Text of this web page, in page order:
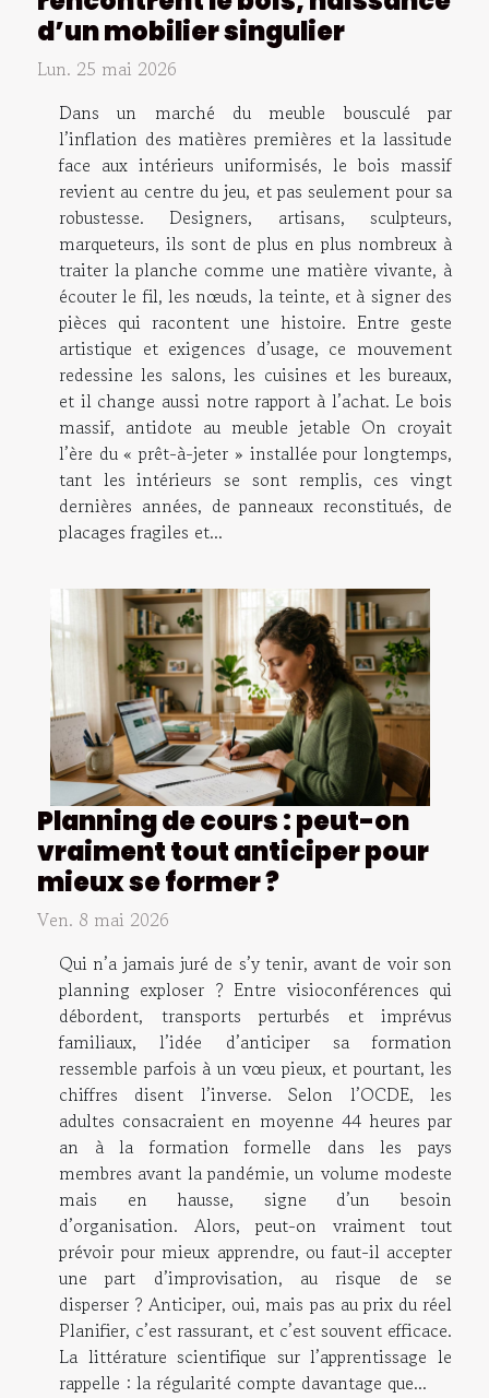
d’un mobilier singulier
Lun. 25 mai 2026
Dans un marché du meuble bousculé par
l’inflation des matières premières et la lassitude
face aux intérieurs uniformisés, le bois massif
revient au centre du jeu, et pas seulement pour sa
robustesse. Designers, artisans, sculpteurs,
marqueteurs, ils sont de plus en plus nombreux à
traiter la planche comme une matière vivante, à
écouter le fil, les nœuds, la teinte, et à signer des
pièces qui racontent une histoire. Entre geste
artistique et exigences d’usage, ce mouvement
redessine les salons, les cuisines et les bureaux,
et il change aussi notre rapport à l’achat. Le bois
massif, antidote au meuble jetable On croyait
l’ère du « prêt-à-jeter » installée pour longtemps,
tant les intérieurs se sont remplis, ces vingt
dernières années, de panneaux reconstitués, de
placages fragiles et...
Planning de cours : peut-on
vraiment tout anticiper pour
mieux se former ?
Ven. 8 mai 2026
Qui n’a jamais juré de s’y tenir, avant de voir son
planning exploser ? Entre visioconférences qui
débordent, transports perturbés et imprévus
familiaux, l’idée d’anticiper sa formation
ressemble parfois à un vœu pieux, et pourtant, les
chiffres disent l’inverse. Selon l’OCDE, les
adultes consacraient en moyenne 44 heures par
an à la formation formelle dans les pays
membres avant la pandémie, un volume modeste
mais en hausse, signe d’un besoin
d’organisation. Alors, peut-on vraiment tout
prévoir pour mieux apprendre, ou faut-il accepter
une part d’improvisation, au risque de se
disperser ? Anticiper, oui, mais pas au prix du réel
Planifier, c’est rassurant, et c’est souvent efficace.
La littérature scientifique sur l’apprentissage le
rappelle : la régularité compte davantage que...